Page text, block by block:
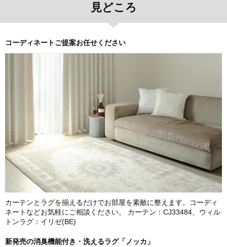
見どころ
コーディネートご提案お任せください
カーテンとラグを揃えるだけでお部屋を素敵に整えます。コーディ
ネートなどお気軽にご相談ください。 カーテン：CJ33484、ウィル
トンラグ：イリゼ(BE)
新発売の消臭機能付き・洗えるラグ「ノッカ」